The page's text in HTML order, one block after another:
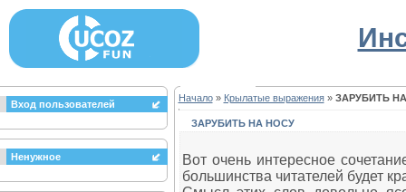
Вход пользователей
Ненужное
Начало» Крылатые выражения» ЗАРУБИТЬ
ЗАРУБИТЬ НА НОСУ
Вот очень интересное
большинства читателей будет